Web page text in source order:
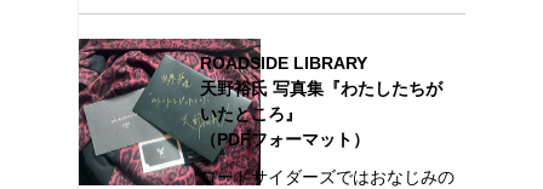
ROADSIDE LIBRARY
天野裕氏 写真集『わたしたちが
いたところ』
（PDFフォーマット）
ロードサイダーズではおなじみの